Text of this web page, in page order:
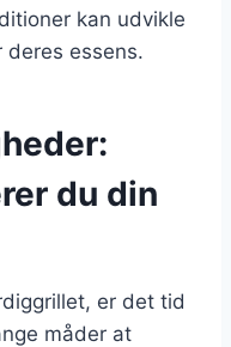
kan udvikle
deres essens.
du din
er det tid
måder at